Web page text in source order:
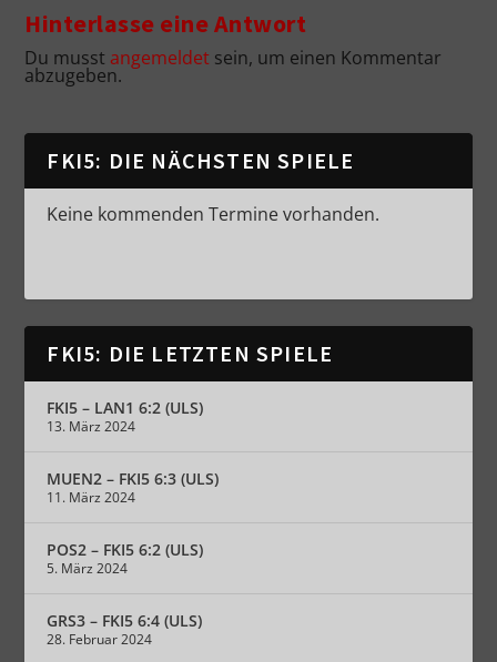
Hinterlasse eine Antwort
Du musst angemeldet sein, um einen Kommentar
abzugeben.
FKI5: DIE NÄCHSTEN SPIELE
Keine kommenden Termine vorhanden.
FKI5: DIE LETZTEN SPIELE
FKI5 – LAN1 6:2 (ULS)
13. März 2024
MUEN2 – FKI5 6:3 (ULS)
11. März 2024
POS2 – FKI5 6:2 (ULS)
5. März 2024
GRS3 – FKI5 6:4 (ULS)
28. Februar 2024